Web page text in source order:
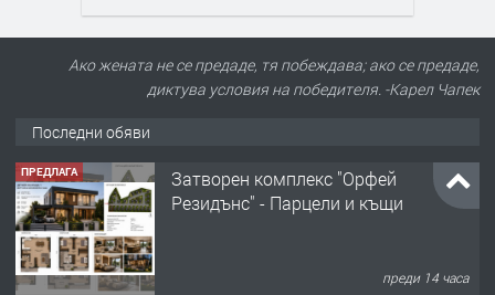
Ако жената не се предаде, тя побеждава; ако се предаде,
диктува условия на победителя. -Карел Чапек
Последни обяви
ПРЕДЛАГА
Затворен комплекс "Орфей
Резидънс" - Парцели и къщи
преди 14 часа